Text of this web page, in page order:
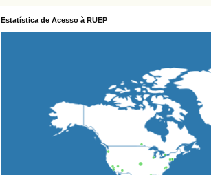
Estatística de Acesso à RUEP